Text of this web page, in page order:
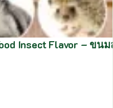
Insect Flavor – ข